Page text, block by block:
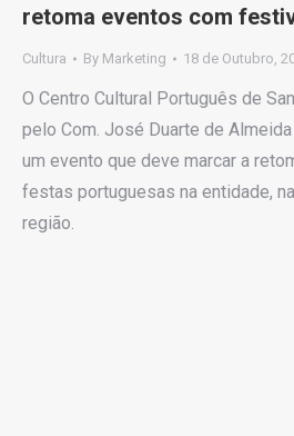
retoma eventos com
Cultura By Marketing 18 de Outubro,
O Centro Cultural Português de
pelo Com. José Duarte de
um evento que deve marcar a
festas portuguesas na entidade,
região.